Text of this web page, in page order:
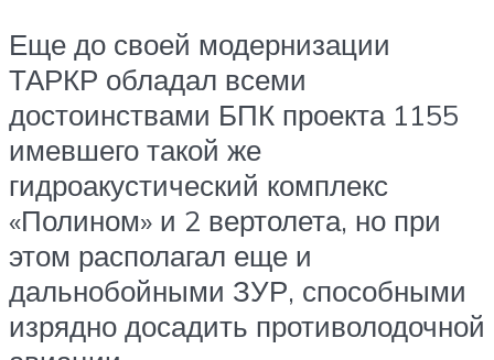
Еще до своей модернизации
ТАРКР обладал всеми
достоинствами БПК проекта 1155
имевшего такой же
гидроакустический комплекс
«Полином» и 2 вертолета, но при
этом располагал еще и
дальнобойными ЗУР, способными
изрядно досадить противолодочной